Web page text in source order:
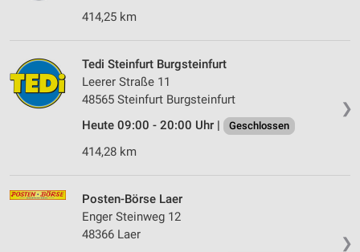
414,25 km
❯
Tedi Steinfurt Burgsteinfurt
Leerer Straße 11
48565 Steinfurt Burgsteinfurt
Heute 09:00 - 20:00 Uhr |
Geschlossen
414,28 km
❯
Posten-Börse Laer
Enger Steinweg 12
48366 Laer